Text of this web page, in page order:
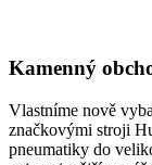
Kamenný
Vlastníme nově
značkovými stroji
pneumatiky do